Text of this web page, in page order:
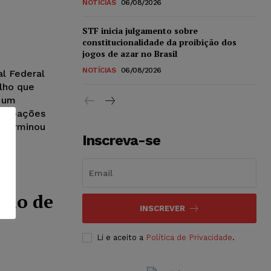
Federal
que
de
NOTÍCIAS 06/08/2026
STF inicia julgamento sobre
constitucionalidade da proibição dos
jogos de azar no Brasil
NOTÍCIAS 06/08/2026
Inscreva-se
INSCREVER
Li e aceito a Política de Privacidade.